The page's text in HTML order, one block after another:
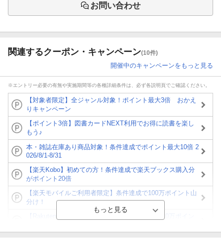
お問い合わせ
関連するクーポン・キャンペーン(10件)
開催中のキャンペーンをもっと見る
※エントリー必要の有無や実施期間等の各種詳細条件は、必ず各説明頁でご確認ください。
【対象者限定】全ジャンル対象！ポイント最大3倍 おかえ
りキャンペーン
【ポイント3倍】図書カードNEXT利用でお得に読書を楽し
もう♪
本・雑誌在庫あり商品対象！条件達成でポイント最大10倍 2
026/8/1-8/31
【楽天Kobo】初めての方！条件達成で楽天ブックス購入分
がポイント20倍
【楽天モバイルご利用者限定】条件達成で100万ポイント山
分け！